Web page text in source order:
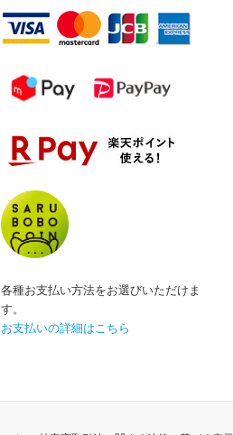
各種お支払い方法をお選びいただけま
す。
お支払いの詳細はこちら